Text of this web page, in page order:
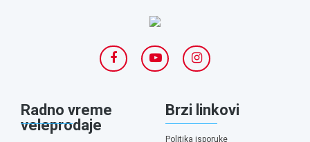
Radno vreme
veleprodaje
Brzi linkovi
Politika isporuke